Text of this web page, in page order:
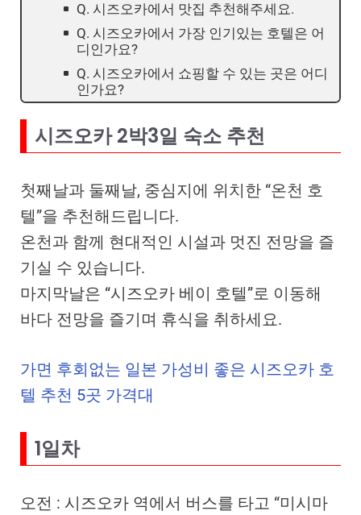
Q. 시즈오카에서 맛집 추천해주세요.
Q. 시즈오카에서 가장 인기있는 호텔은 어
디인가요?
Q. 시즈오카에서 쇼핑할 수 있는 곳은 어디
인가요?
시즈오카 2박3일 숙소 추천
첫째날과 둘째날, 중심지에 위치한 “온천 호
텔”을 추천해드립니다.
온천과 함께 현대적인 시설과 멋진 전망을 즐
기실 수 있습니다.
마지막날은 “시즈오카 베이 호텔”로 이동해
바다 전망을 즐기며 휴식을 취하세요.
가면 후회없는 일본 가성비 좋은 시즈오카 호
텔 추천 5곳 가격대
1일차
오전 : 시즈오카 역에서 버스를 타고 “미시마